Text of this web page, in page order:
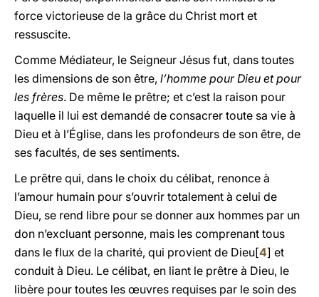
force victorieuse de la grâce du Christ mort et
ressuscite.
Comme Médiateur, le Seigneur Jésus fut, dans toutes
les dimensions de son être, l’homme pour Dieu et pour
les frères. De même le prêtre; et c’est la raison pour
laquelle il lui est demandé de consacrer toute sa vie à
Dieu et à l’Église, dans les profondeurs de son être, de
ses facultés, de ses sentiments.
Le prêtre qui, dans le choix du célibat, renonce à
l’amour humain pour s’ouvrir totalement à celui de
Dieu, se rend libre pour se donner aux hommes par un
don n’excluant personne, mais les comprenant tous
dans le flux de la charité, qui provient de Dieu[4] et
conduit à Dieu. Le célibat, en liant le prêtre à Dieu, le
libère pour toutes les œuvres requises par le soin des